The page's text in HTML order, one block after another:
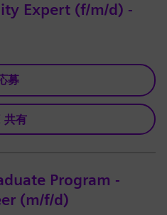
Expert (f/m/d) -
募
共有
Program -
(m/f/d)